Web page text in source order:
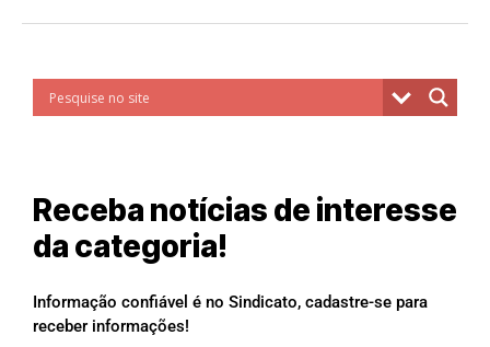
Receba notícias de interesse
da categoria!
Informação confiável é no Sindicato, cadastre-se para
receber informações!